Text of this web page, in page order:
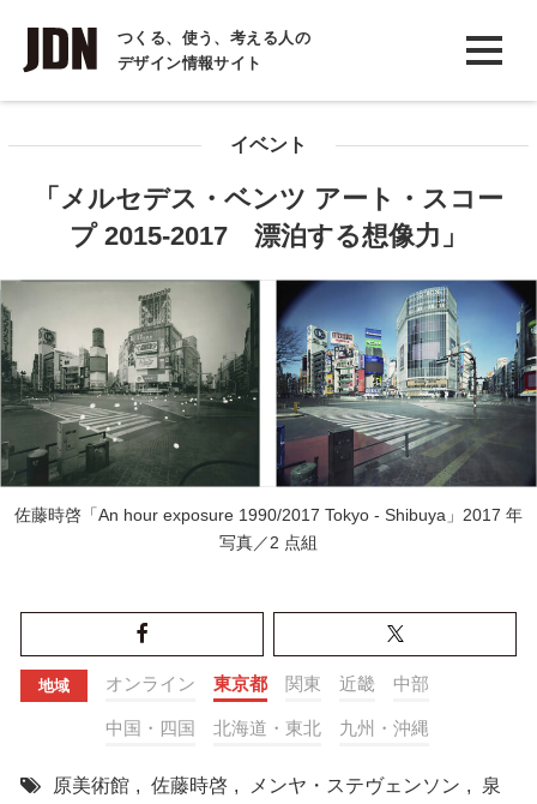
つくる、使う、考える人の
デザイン情報サイト
INTERVIEW
インタビュー
COLUMN
イベント
「メルセデス・ベンツ アート・スコー
プ 2015-2017 漂泊する想像力」
佐藤時啓「An hour exposure 1990/2017 Tokyo - Shibuya」2017 年
写真／2 点組
地域 オンライン 東京都 関東 近畿 中部
中国・四国 北海道・東北 九州・沖縄
原美術館 , 佐藤時啓 , メンヤ・ステヴェンソン ,
泉